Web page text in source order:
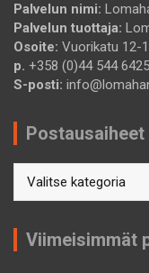
Palvelun nimi:
Palvelun tuottaja:
Osoite: Vuorikatu 12-
p. +358 (0)44 544 6425
S-posti:
Postausaiheet
Viimeisimmät